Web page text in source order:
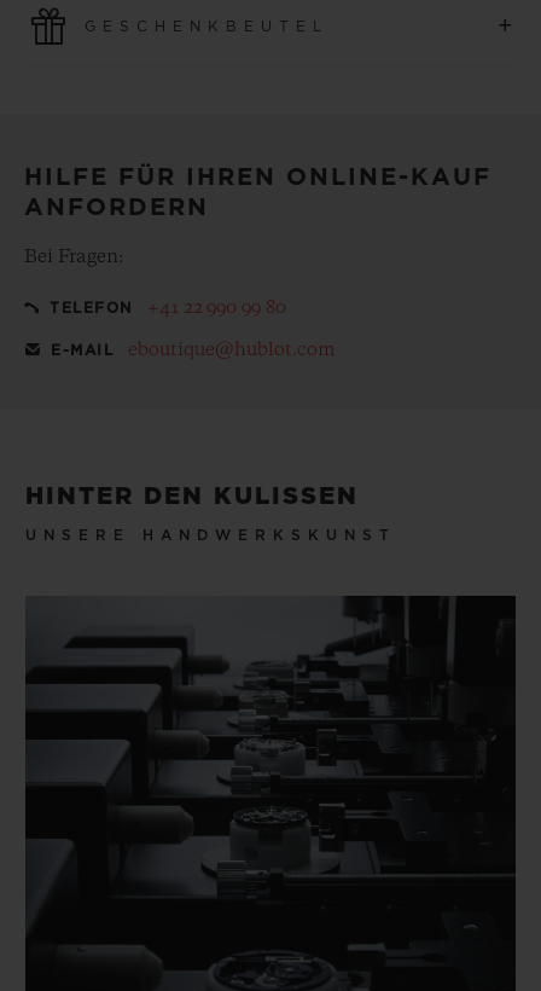
Online-Käufe sind schnell und sicher und gewährleisten
GESCHENKBEUTEL +
HILFE FÜR IHREN ONLINE-KAUF
ANFORDERN
Bei Fragen:
TELEFON +41 22 990 99 80
E-MAIL eboutique@hublot.com
HINTER DEN KULISSEN
UNSERE HANDWERKSKUNST